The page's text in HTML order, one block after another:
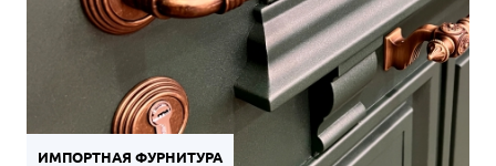
ИМПОРТНАЯ ФУРНИТУРА